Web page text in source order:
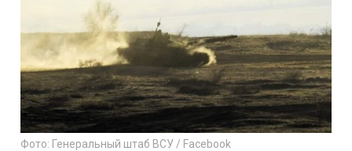
Фото: Генеральный штаб ВСУ / Facebook